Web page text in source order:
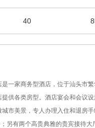
40
家商务型酒店，位于汕头市繁
各类房型。酒店宴会和会议设
城市美景，专人办理入住和退
另有两个高贵典雅的贵宾接待